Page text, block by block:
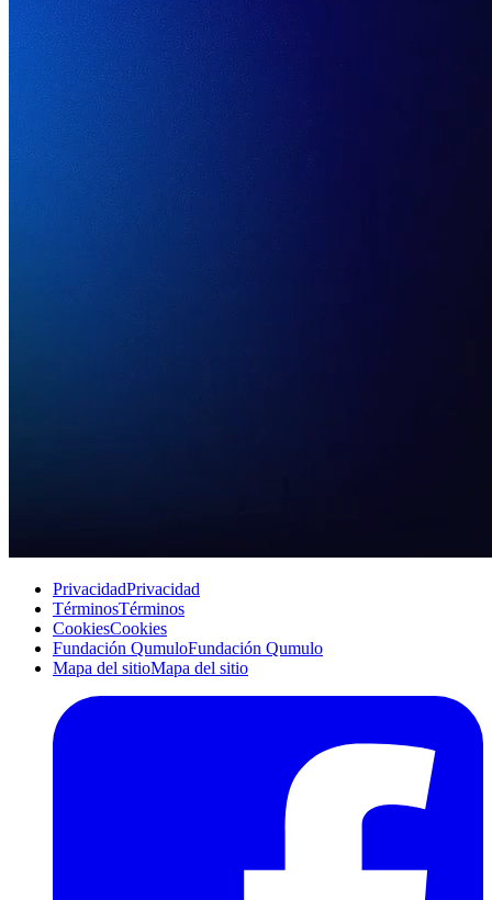
PrivacidadPrivacidad
TérminosTérminos
CookiesCookies
Fundación QumuloFundación Qumulo
Mapa del sitioMapa del sitio